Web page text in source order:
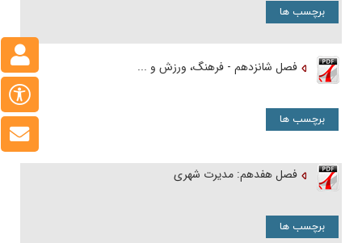
برچسب ها
فصل شانزدهم - فرهنگ، ورزش و ...
برچسب ها
فصل هفدهم: مدیرت شهری
برچسب ها